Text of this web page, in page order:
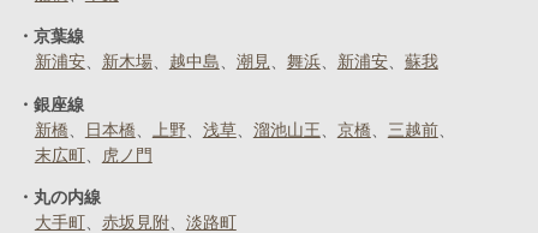
京葉線
新浦安
新木場 越中島 潮見 舞浜 新浦安 蘇我
銀座線
新橋
日本橋 上野 浅草 溜池山王 京橋
三越前
末広町
虎ノ門
丸の内線
大手町
赤坂見附 淡路町